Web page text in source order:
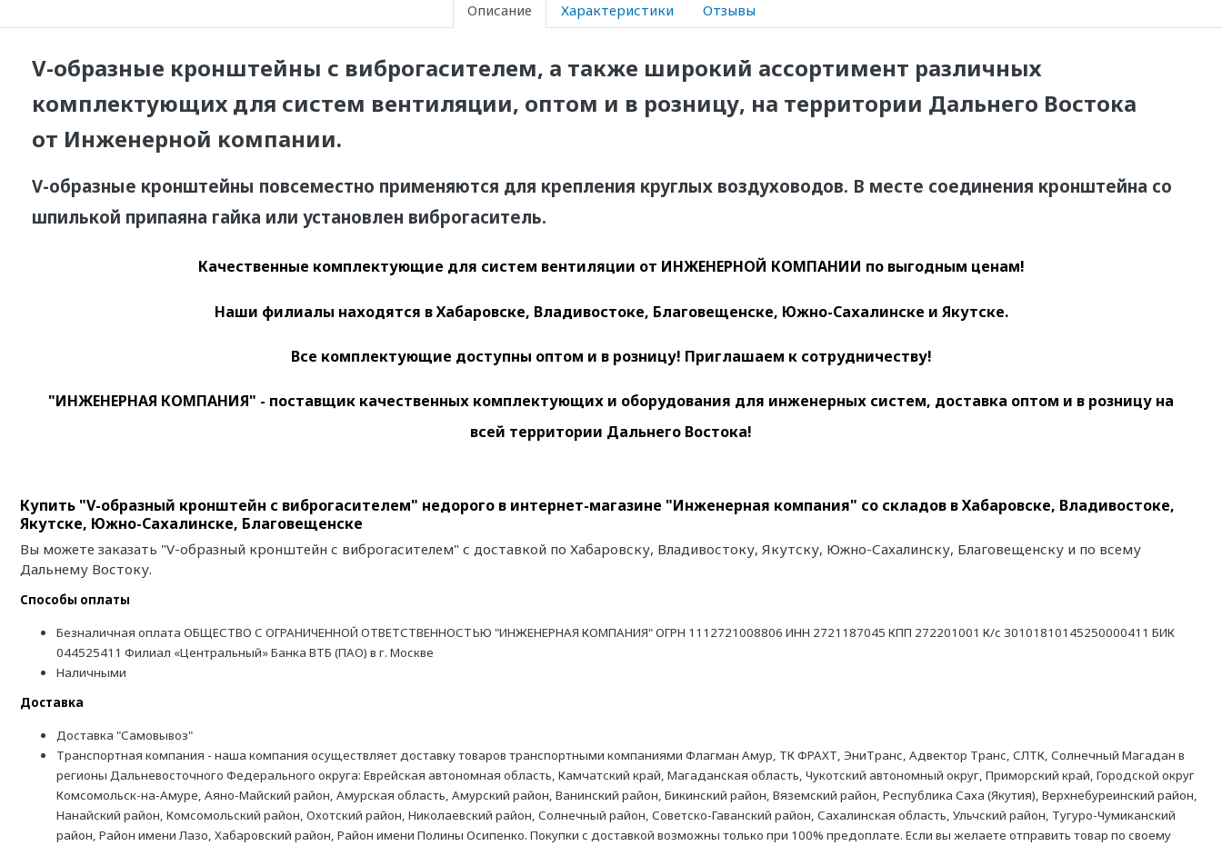
Описание Характеристики Отзывы
V-образные кронштейны с виброгасителем, а также широкий ассортимент различных
комплектующих для систем вентиляции, оптом и в розницу, на территории Дальнего Востока
от Инженерной компании.
V-образные кронштейны повсеместно применяются для крепления круглых воздуховодов. В месте соединения кронштейна со
шпилькой припаяна гайка или установлен виброгаситель.
Качественные комплектующие для систем вентиляции от ИНЖЕНЕРНОЙ КОМПАНИИ по выгодным ценам!
Наши филиалы находятся в Хабаровске, Владивостоке, Благовещенске, Южно-Сахалинске и Якутске.
Все комплектующие доступны оптом и в розницу! Приглашаем к сотрудничеству!
"ИНЖЕНЕРНАЯ КОМПАНИЯ" - поставщик качественных комплектующих и оборудования для инженерных систем, доставка оптом и в розницу на
всей территории Дальнего Востока!
Купить "V-образный кронштейн с виброгасителем" недорого в интернет-магазине "Инженерная компания" со складов в Хабаровске, Владивостоке,
Якутске, Южно-Сахалинске, Благовещенске
Вы можете заказать "V-образный кронштейн с виброгасителем" с доставкой по Хабаровску, Владивостоку, Якутску, Южно-Сахалинску, Благовещенску и по всему
Дальнему Востоку.
Способы оплаты
Безналичная оплата ОБЩЕСТВО С ОГРАНИЧЕННОЙ ОТВЕТСТВЕННОСТЬЮ "ИНЖЕНЕРНАЯ КОМПАНИЯ" ОГРН 1112721008806 ИНН 2721187045 КПП 272201001 К/с 30101810145250000411 БИК
044525411 Филиал «Центральный» Банка ВТБ (ПАО) в г. Москве
Наличными
Доставка
Доставка "Самовывоз"
Транспортная компания - наша компания осуществляет доставку товаров транспортными компаниями Флагман Амур, ТК ФРАХТ, ЭниТранс, Адвектор Транс, СЛТК, Солнечный Магадан в
регионы Дальневосточного Федерального округа: Еврейская автономная область, Камчатский край, Магаданская область, Чукотский автономный округ, Приморский край, Городской округ
Комсомольск-на-Амуре, Аяно-Майский район, Амурская область, Амурский район, Ванинский район, Бикинский район, Вяземский район, Республика Саха (Якутия), Верхнебуреинский район,
Нанайский район, Комсомольский район, Охотский район, Николаевский район, Солнечный район, Советско-Гаванский район, Сахалинская область, Ульчский район, Тугуро-Чумиканский
район, Район имени Лазо, Хабаровский район, Район имени Полины Осипенко. Покупки с доставкой возможны только при 100% предоплате. Если вы желаете отправить товар по своему